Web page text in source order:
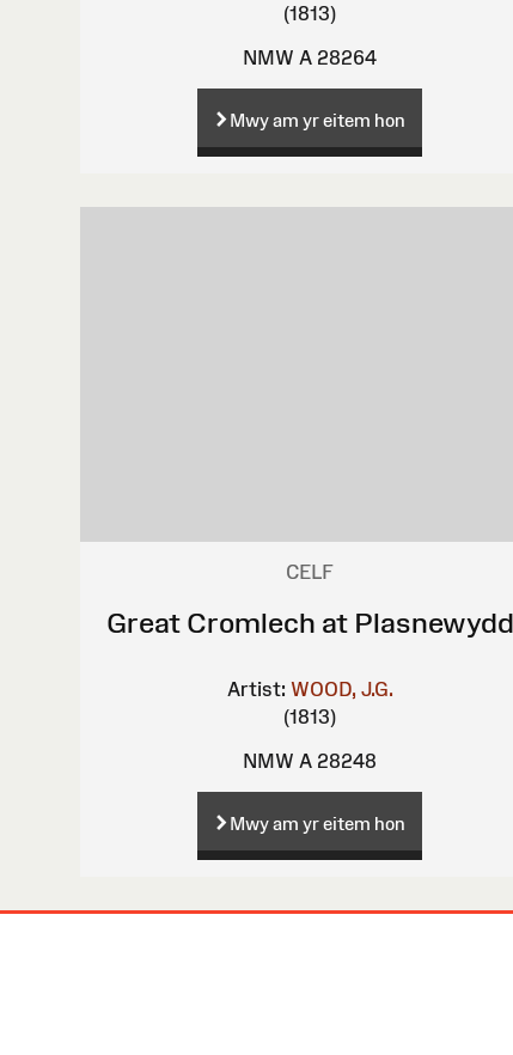
(1813)
NMW A 28264
Mwy am yr eitem hon
CELF
Great Cromlech at Plasnewydd
Artist: WOOD, J.G.
(1813)
NMW A 28248
Mwy am yr eitem hon